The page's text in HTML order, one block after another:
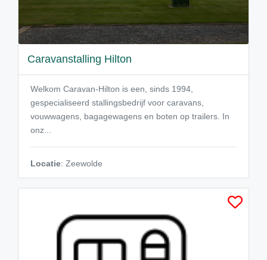
Caravanstalling Hilton
Welkom Caravan-Hilton is een, sinds 1994,
gespecialiseerd stallingsbedrijf voor caravans,
vouwwagens, bagagewagens en boten op trailers. In
onz...
Locatie: Zeewolde